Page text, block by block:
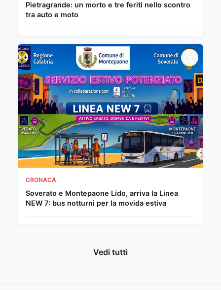
Pietragrande: un morto e tre feriti nello scontro
tra auto e moto
CRONACA
Soverato e Montepaone Lido, arriva la Linea
NEW 7: bus notturni per la movida estiva
Vedi tutti